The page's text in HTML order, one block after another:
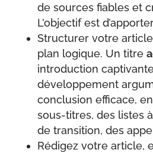
de sources fiables et
L’objectif est
Structurer votre
plan logique. Un titre
introduction
développement
conclusion efficace,
sous-titres, des listes
de transition, des
Rédigez votre article,